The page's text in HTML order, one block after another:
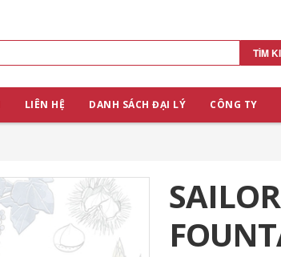
TÌM
LIÊN HỆ DANH SÁCH ĐẠI LÝ CÔNG TY